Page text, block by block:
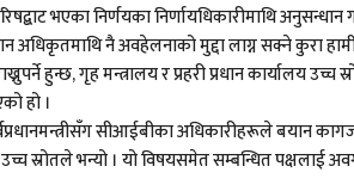
भएका निर्णयका निर्णायधिकारीमाथि
अधिकृतमाथि नै अवहेलनाको मुद्दा लाग्न सक्ने कुरा
हुन्छ, गृह मन्त्रालय र प्रहरी प्रधान कार्यालय
हो ।
सीआईबीका अधिकारीहरूले बयान
उच्च स्रोतले भन्यो‌ । यो विषयसमेत सम्बन्धित पक्षलाई